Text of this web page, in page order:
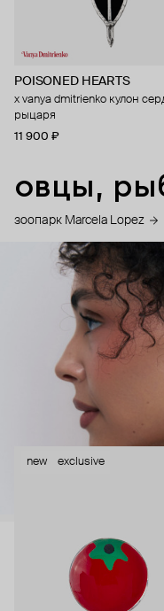
POISONED HEARTS
x vanya dmitrienko кулон
рыцаря
11 900 ₽
овцы,
зоопарк Marcela Lopez
new exclusive